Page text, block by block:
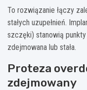
To rozwiązanie łączy
stałych uzupełnień.
szczęki) stanowią
zdejmowana lub stała.
Proteza
zdejmowany